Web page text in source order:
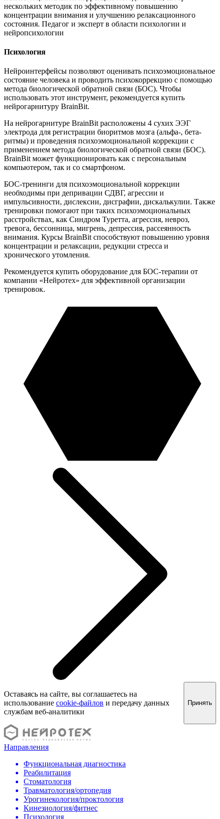
нескольких методик по эффективному повышению
концентрации внимания и улучшению релаксационного
состояния. Педагог и эксперт в области психологии и
нейропсихологии
Психология
Нейроинтерфейсы позволяют оценивать психоэмоциональное
состояние человека и проводить психокоррекцию с помощью
метода биологической обратной связи (БОС). Чтобы
использовать этот инструмент, рекомендуется купить
нейрогарнитуру BrainBit.
На нейрогарнитуре BrainBit расположены 4 сухих ЭЭГ
электрода для регистрации биоритмов мозга (альфа-, бета-
ритмы) и проведения психоэмоциональной коррекции с
применением метода биологической обратной связи (БОС).
BrainBit может функционировать как с персональным
компьютером, так и со смартфоном.
БОС-тренинги для психоэмоциональной коррекции
необходимы при депривации СДВГ, агрессии и
импульсивности, дислексии, дисграфии, дискалькулии. Также
тренировки помогают при таких психоэмоциональных
расстройствах, как Синдром Туретта, агрессия, невроз,
тревога, бессонница, мигрень, депрессия, рассеянность
внимания. Курсы BrainBit способствуют повышению уровня
концентрации и релаксации, редукции стресса и
хронического утомления.
Рекомендуется купить оборудование для БОС-терапии от
компании «Нейротех» для эффективной организации
тренировок.
Оставаясь на сайте, вы соглашаетесь на
использование cookie-файлов и передачу данных
службам веб-аналитики
Принять
Направления
Функциональная диагностика
Реабилитация
Стоматология
Травматология/ортопедия
Урогинекология/проктология
Кинезиология/фитнес
Психология